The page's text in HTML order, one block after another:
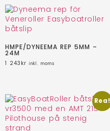
HMPE/DYNEEMA REP 5MM –
24M
1 243 kr inkl. moms
Rea!